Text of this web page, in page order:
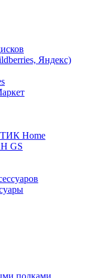
Яндекс)
Home
GS
полками